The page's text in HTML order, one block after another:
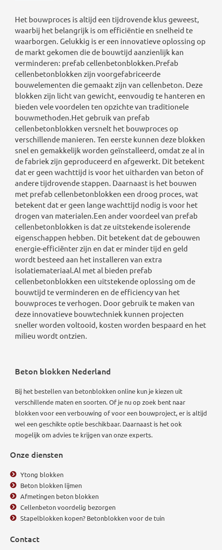
Het bouwproces is altijd een tijdrovende klus geweest,
waarbij het belangrijk is om efficiëntie en snelheid te
waarborgen. Gelukkig is er een innovatieve oplossing op
de markt gekomen die de bouwtijd aanzienlijk kan
verminderen: prefab cellenbetonblokken.Prefab
cellenbetonblokken zijn voorgefabriceerde
bouwelementen die gemaakt zijn van cellenbeton. Deze
blokken zijn licht van gewicht, eenvoudig te hanteren en
bieden vele voordelen ten opzichte van traditionele
bouwmethoden.Het gebruik van prefab
cellenbetonblokken versnelt het bouwproces op
verschillende manieren. Ten eerste kunnen deze blokken
snel en gemakkelijk worden geïnstalleerd, omdat ze al in
de fabriek zijn geproduceerd en afgewerkt. Dit betekent
dat er geen wachttijd is voor het uitharden van beton of
andere tijdrovende stappen. Daarnaast is het bouwen
met prefab cellenbetonblokken een droog proces, wat
betekent dat er geen lange wachttijd nodig is voor het
drogen van materialen.Een ander voordeel van prefab
cellenbetonblokken is dat ze uitstekende isolerende
eigenschappen hebben. Dit betekent dat de gebouwen
energie-efficiënter zijn en dat er minder tijd en geld
wordt besteed aan het installeren van extra
isolatiemateriaal.Al met al bieden prefab
cellenbetonblokken een uitstekende oplossing om de
bouwtijd te verminderen en de efficiency van het
bouwproces te verhogen. Door gebruik te maken van
deze innovatieve bouwtechniek kunnen projecten
sneller worden voltooid, kosten worden bespaard en het
milieu wordt ontzien.
Beton blokken Nederland
Bij het bestellen van betonblokken online kun je kiezen uit
verschillende maten en soorten. Of je nu op zoek bent naar
blokken voor een verbouwing of voor een bouwproject, er is altijd
wel een geschikte optie beschikbaar. Daarnaast is het ook
mogelijk om advies te krijgen van onze experts.
Onze diensten
Ytong blokken
Beton blokken lijmen
Afmetingen beton blokken
Cellenbeton voordelig bezorgen
Stapelblokken kopen? Betonblokken voor de tuin
Contact